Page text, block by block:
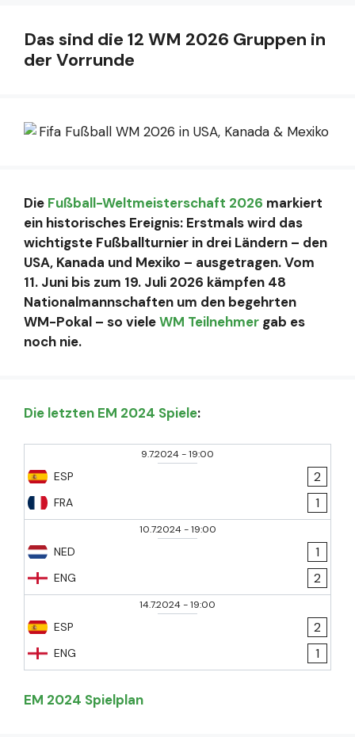
Das sind die 12 WM 2026 Gruppen in
der Vorrunde
Die Fußball-Weltmeisterschaft 2026 markiert
ein historisches Ereignis: Erstmals wird das
wichtigste Fußballturnier in drei Ländern – den
USA, Kanada und Mexiko – ausgetragen. Vom
11. Juni bis zum 19. Juli 2026 kämpfen 48
Nationalmannschaften um den begehrten
WM-Pokal – so vieleWM Teilnehmer gab es
noch nie.
Die letzten EM 2024 Spiele:
9.7.2024-19:00
ESP
FRA
2
1
10.7.2024-19:00
NED
ENG
1
2
14.7.2024-19:00
ESP
ENG
2
1
EM 2024 Spielplan